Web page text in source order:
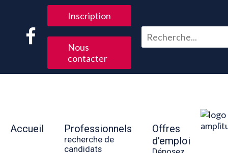
Inscription
Nous
contacter
Accueil Professionnels
recherche de
candidats
Offres
d'emploi